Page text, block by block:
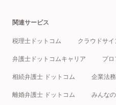
関連サービス
税理士ドットコム クラウドサイ
弁護士ドットコムキャリア プ
相続弁護士 ドットコム 企業法
離婚弁護士 ドットコム みんな